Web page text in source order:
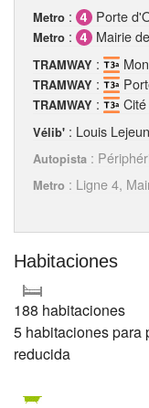
Metro : Porte
Metro : Mairie
TRAMWAY :
TRAMWAY :
TRAMWAY :
Vélib' : Louis
Autopista :
Metro : Ligne 4,
Habitaciones
188 habitaciones
5 habitaciones para
reducida